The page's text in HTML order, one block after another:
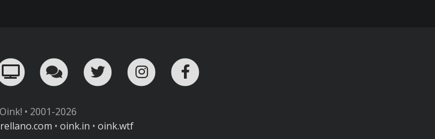
email!canal en Telegram!
Oink! TV Charla con nosotros en Telegram
Twitter Instagram
• 2001-2026
• oink.in • oink.wtf